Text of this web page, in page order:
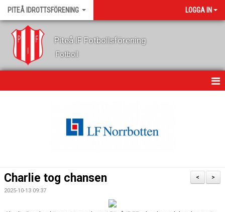
PITEÅ IDROTTSFÖRENING LOGGA IN
Piteå IF Fotbollsförening
Fotboll
KALENDER
>
<
Charlie tog chansen
2025-10-13 09:37